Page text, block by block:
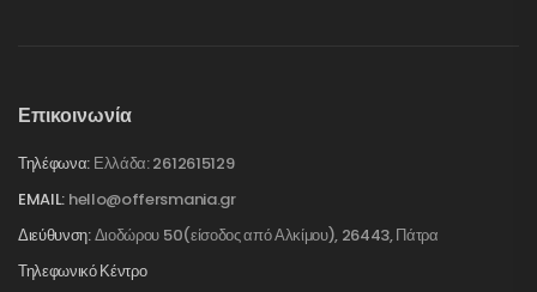
Επικοινωνία
Τηλέφωνα: Ελλάδα: 2612615129
EMAIL: hello@offersmania.gr
Διεύθυνση:Διοδώρου 50(είσοδος από Αλκίμου), 26443, Πάτρα
Τηλεφωνικό Κέντρο